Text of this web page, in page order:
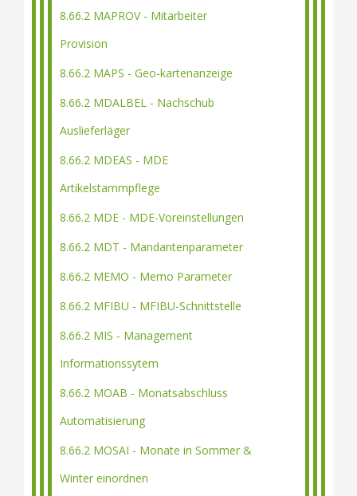
8.66.2 MAPROV - Mitarbeiter
Provision
8.66.2 MAPS - Geo-kartenanzeige
8.66.2 MDALBEL - Nachschub
Auslieferläger
8.66.2 MDEAS - MDE
Artikelstammpflege
8.66.2 MDE - MDE-Voreinstellungen
8.66.2 MDT - Mandantenparameter
8.66.2 MEMO - Memo Parameter
8.66.2 MFIBU - MFIBU-Schnittstelle
8.66.2 MIS - Management
Informationssytem
8.66.2 MOAB - Monatsabschluss
Automatisierung
8.66.2 MOSAI - Monate in Sommer &
Winter einordnen